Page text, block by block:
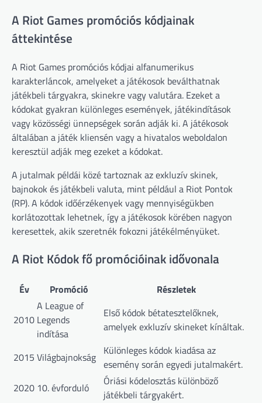
A Riot Games promóciós kódjainak
áttekintése
A Riot Games promóciós kódjai alfanumerikus
karakterláncok, amelyeket a játékosok beválthatnak
játékbeli tárgyakra, skinekre vagy valutára. Ezeket a
kódokat gyakran különleges események, játékindítások
vagy közösségi ünnepségek során adják ki. A játékosok
általában a játék kliensén vagy a hivatalos weboldalon
keresztül adják meg ezeket a kódokat.
A jutalmak példái közé tartoznak az exkluzív skinek,
bajnokok és játékbeli valuta, mint például a Riot Pontok
(RP). A kódok időérzékenyek vagy mennyiségükben
korlátozottak lehetnek, így a játékosok körében nagyon
keresettek, akik szeretnék fokozni játékélményüket.
A Riot Kódok fő promócióinak idővonala
Év Promóció Részletek
2010
A League of
Legends
indítása
Első kódok bétatesztelőknek,
amelyek exkluzív skineket kínáltak.
2015 Világbajnokság Különleges kódok kiadása az
esemény során egyedi jutalmakért.
2020 10. évforduló
Óriási kódelosztás különböző
játékbeli tárgyakért.